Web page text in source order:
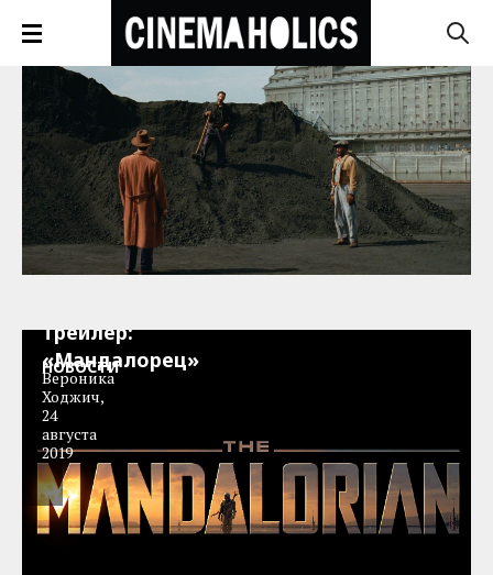
Трейлер:
«Мандалорец»
Вероника
Ходжич,
24
августа
2019
НОВОСТИ